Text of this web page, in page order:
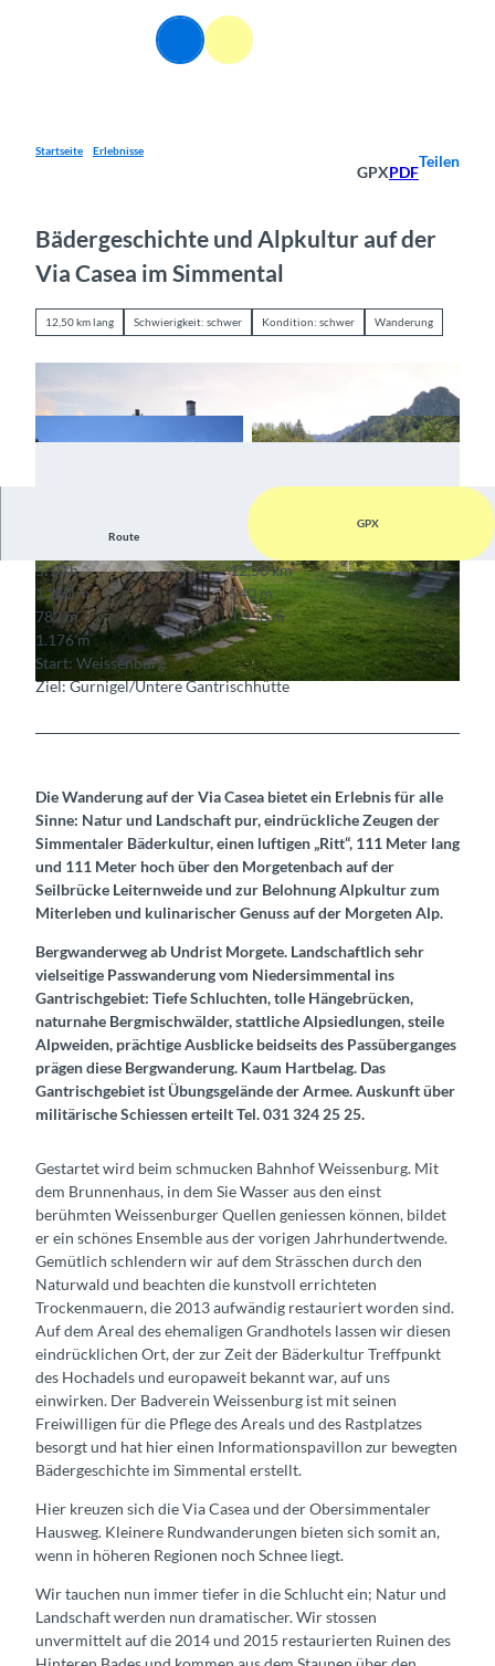
Suche Menü
Startseite Erlebnisse
GPXPDF
Teilen
Bädergeschichte und Alpkultur auf der
Via Casea im Simmental
12,50 km lang Schwierigkeit: schwer Kondition: schwer Wanderung
© Lenk-Simmental Tourismus
© Lenk-Simmental Tourismus © Lenk-Simmental Tourismus
Route
GPX
5:10 h
12,50 km
1.260 m
540 m
782 m
1.958 m
1.176 m
Start: Weissenburg
Ziel: Gurnigel/Untere Gantrischhütte
Die Wanderung auf der Via Casea bietet ein Erlebnis für alle
Sinne: Natur und Landschaft pur, eindrückliche Zeugen der
Simmentaler Bäderkultur, einen luftigen „Ritt“, 111 Meter lang
und 111 Meter hoch über den Morgetenbach auf der
Seilbrücke Leiternweide und zur Belohnung Alpkultur zum
Miterleben und kulinarischer Genuss auf der Morgeten Alp.
Bergwanderweg ab Undrist Morgete. Landschaftlich sehr
vielseitige Passwanderung vom Niedersimmental ins
Gantrischgebiet: Tiefe Schluchten, tolle Hängebrücken,
naturnahe Bergmischwälder, stattliche Alpsiedlungen, steile
Alpweiden, prächtige Ausblicke beidseits des Passüberganges
prägen diese Bergwanderung. Kaum Hartbelag. Das
Gantrischgebiet ist Übungsgelände der Armee. Auskunft über
militärische Schiessen erteilt Tel. 031 324 25 25.
Gestartet wird beim schmucken Bahnhof Weissenburg. Mit
dem Brunnenhaus, in dem Sie Wasser aus den einst
berühmten Weissenburger Quellen geniessen können, bildet
er ein schönes Ensemble aus der vorigen Jahrhundertwende.
Gemütlich schlendern wir auf dem Strässchen durch den
Naturwald und beachten die kunstvoll errichteten
Trockenmauern, die 2013 aufwändig restauriert worden sind.
Auf dem Areal des ehemaligen Grandhotels lassen wir diesen
eindrücklichen Ort, der zur Zeit der Bäderkultur Treffpunkt
des Hochadels und europaweit bekannt war, auf uns
einwirken. Der Badverein Weissenburg ist mit seinen
Freiwilligen für die Pflege des Areals und des Rastplatzes
besorgt und hat hier einen Informationspavillon zur bewegten
Bädergeschichte im Simmental erstellt.
Hier kreuzen sich die Via Casea und der Obersimmentaler
Hausweg. Kleinere Rundwanderungen bieten sich somit an,
wenn in höheren Regionen noch Schnee liegt.
Wir tauchen nun immer tiefer in die Schlucht ein; Natur und
Landschaft werden nun dramatischer. Wir stossen
unvermittelt auf die 2014 und 2015 restaurierten Ruinen des